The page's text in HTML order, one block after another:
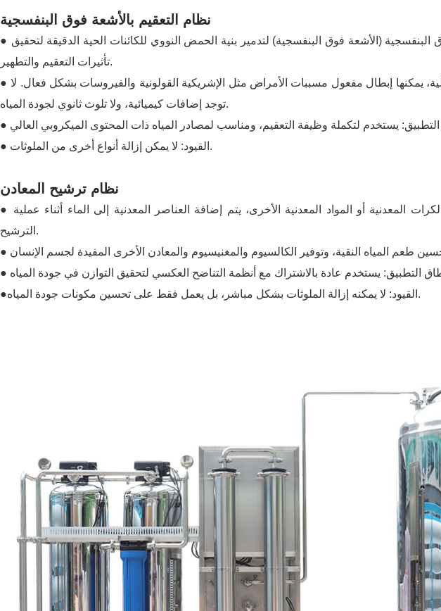
نظام التعقيم بالأشعة فوق البنفسجية
● المبدأ: استخدام الأشعة فوق البنفسجية (الأشعة فوق البنفسجية) لتدمير بنية الحمض النووي للكائنات الحية الدقيقة لتحقيق
تأثيرات التعقيم والتطهير.
● المميزات: كفاءة تعقيم عالية، يمكنها إبطال مفعول مسببات الأمراض مثل الإشريكية القولونية والفيروسات بشكل فعال. لا
توجد إضافات كيميائية، ولا تلوث ثانوي لجودة المياه.
● القيود: لا يمكن إزالة أنواع أخرى من الملوثات.
نظام ترشيح المعادن
● المبدأ: عن طريق إضافة الكرات المعدنية أو المواد المعدنية الأخرى، يتم إضافة العناصر المعدنية إلى الماء أثناء عملية
الترشيح.
●القيود: لا يمكنه إزالة الملوثات بشكل مباشر، بل يعمل فقط على تحسين مكونات جودة المياه.